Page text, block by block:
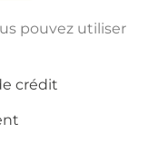
pouvez utiliser
crédit